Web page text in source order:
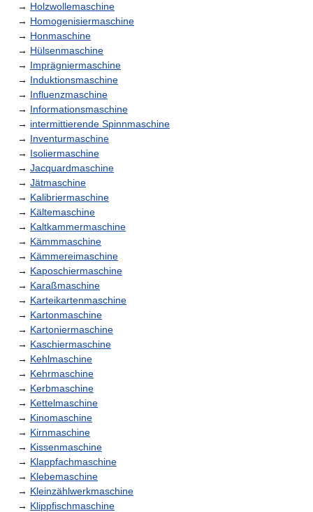
→ Holzwollemaschine
→ Homogenisiermaschine
→ Honmaschine
→ Hülsenmaschine
→ Imprägniermaschine
→ Induktionsmaschine
→ Influenzmaschine
→ Informationsmaschine
→ intermittierende Spinnmaschine
→ Inventurmaschine
→ Isoliermaschine
→ Jacquardmaschine
→ Jätmaschine
→ Kalibriermaschine
→ Kältemaschine
→ Kaltkammermaschine
→ Kämmmaschine
→ Kämmereimaschine
→ Kaposchiermaschine
→ Karaßmaschine
→ Karteikartenmaschine
→ Kartonmaschine
→ Kartoniermaschine
→ Kaschiermaschine
→ Kehlmaschine
→ Kehrmaschine
→ Kerbmaschine
→ Kettelmaschine
→ Kinomaschine
→ Kirnmaschine
→ Kissenmaschine
→ Klappfachmaschine
→ Klebemaschine
→ Kleinzählwerkmaschine
→ Klippfischmaschine